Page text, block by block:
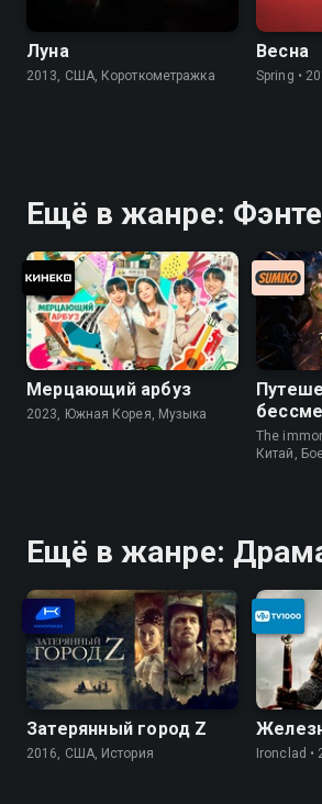
Луна
2013, США, Короткометражка
Весна
Spring •
Ещё в жанре:
Мерцающий арбуз
2023, Южная Корея, Музыка
The
Китай,
Ещё в жанре:
Затерянный город Z
2016, США, История Ironclad •